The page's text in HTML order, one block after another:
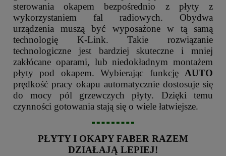
sterowania okapem bezpośrednio z płyty z
wykorzystaniem fal radiowych. Obydwa
urządzenia muszą być wyposażone w tą samą
technologię K-Link. Takie rozwiązanie
technologiczne jest bardziej skuteczne i mniej
zakłócane oparami, lub niedokładnym montażem
płyty pod okapem. Wybierając funkcję AUTO
prędkość pracy okapu automatycznie dostosuje się
do mocy pól grzewczych płyty. Dzięki temu
czynności gotowania stają się o wiele łatwiejsze.
PŁYTY I OKAPY FABER RAZEM
DZIAŁAJĄ LEPIEJ!